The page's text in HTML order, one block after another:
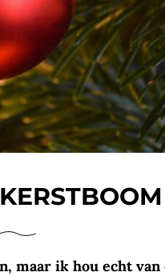
maar ik hou echt